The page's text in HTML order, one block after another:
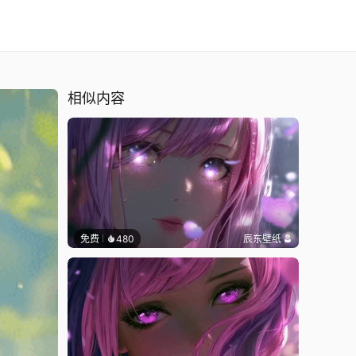
相似内容
免费 480 辰东壁纸